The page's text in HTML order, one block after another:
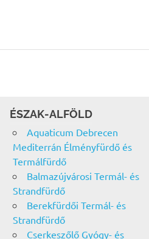
ÉSZAK-ALFÖLD
Aquaticum Debrecen
Mediterrán Élményfürdő és
Termálfürdő
Balmazújvárosi Termál- és
Strandfürdő
Berekfürdői Termál- és
Strandfürdő
Cserkeszőlő Gyógy- és